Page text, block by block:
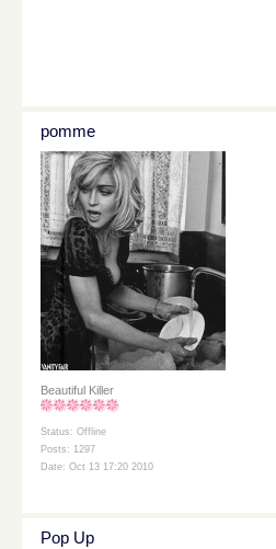
pomme
Beautiful Killer
Status: Offline
Posts: 1297
Date: Oct 13 17:20 2010
Pop Up